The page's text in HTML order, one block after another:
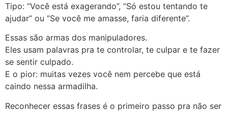
Tipo: “Você está exagerando”, “Só estou tentando te
ajudar” ou “Se você me amasse, faria diferente”.
Essas são armas dos manipuladores.
Eles usam palavras pra te controlar, te culpar e te fazer
se sentir culpado.
E o pior: muitas vezes você nem percebe que está
caindo nessa armadilha.
Reconhecer essas frases é o primeiro passo pra não ser